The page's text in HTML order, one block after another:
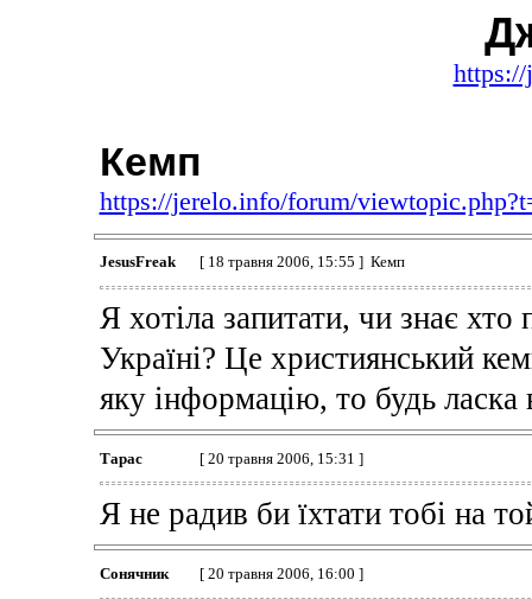
Кемп
https://jerelo.info/forum/
JesusFreak [ 18 травня 2006, 15:55 ] Кемп
Я хотіла запитати, чи знає
Україні? Це xристиянський
яку інформацію, то будь
Тарас [ 20 травня 2006, 15:31 ]
Я не радив би їхтати тобі на
Сонячник [ 20 травня 2006, 16:00 ]